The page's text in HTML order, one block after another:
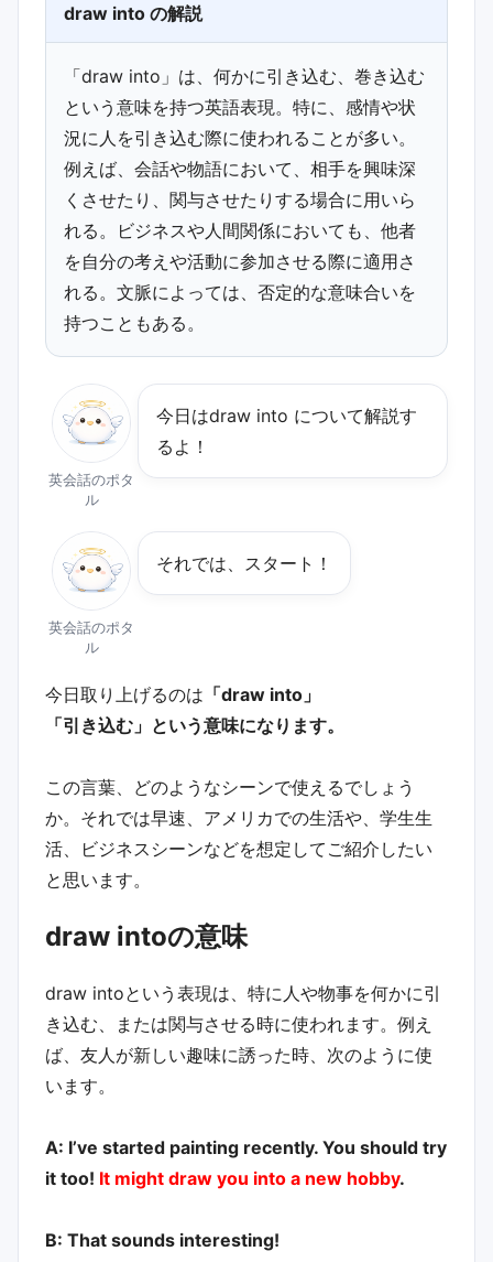
draw into の解説
「draw into」は、何かに引き込む、巻き込む
という意味を持つ英語表現。特に、感情や状
況に人を引き込む際に使われることが多い。
例えば、会話や物語において、相手を興味深
くさせたり、関与させたりする場合に用いら
れる。ビジネスや人間関係においても、他者
を自分の考えや活動に参加させる際に適用さ
れる。文脈によっては、否定的な意味合いを
持つこともある。
英会話のポタ
ル
今日は﻿draw into について解説す
るよ！
英会話のポタ
ル
それでは、スタート！
今日取り上げるのは 「draw into」
「引き込む」という意味になります。
この言葉、どのようなシーンで使えるでしょう
か。それでは早速、アメリカでの生活や、学生生
活、ビジネスシーンなどを想定してご紹介したい
と思います。
draw intoの意味
draw intoという表現は、特に人や物事を何かに引
き込む、または関与させる時に使われます。例え
ば、友人が新しい趣味に誘った時、次のように使
います。
A: I’ve started painting recently. You should try
it too! It might draw you into a new hobby.
B: That sounds interesting!